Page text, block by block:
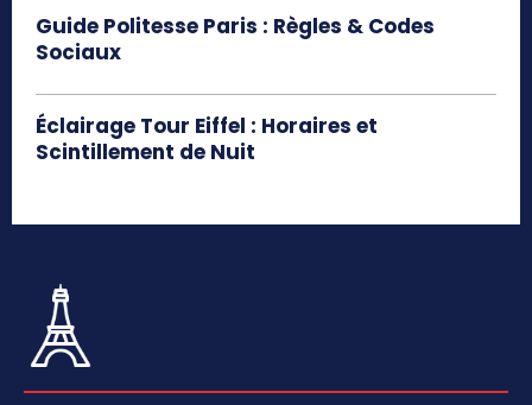
Guide Politesse Paris : Règles & Codes
Sociaux
Éclairage Tour Eiffel : Horaires et
Scintillement de Nuit